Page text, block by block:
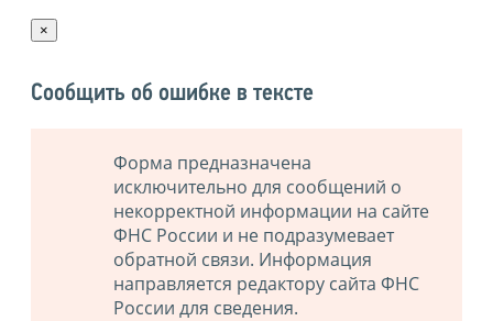
×
Сообщить об ошибке в тексте
Форма предназначена
исключительно для сообщений о
некорректной информации на сайте
ФНС России и не подразумевает
обратной связи. Информация
направляется редактору сайта ФНС
России для сведения.